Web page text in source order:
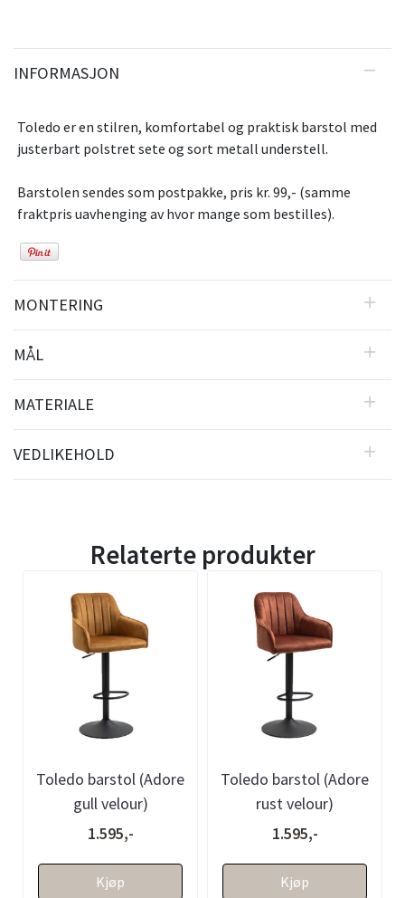
INFORMASJON
Toledo er en stilren, komfortabel og praktisk barstol med
justerbart polstret sete og sort metall understell.
Barstolen sendes som postpakke, pris kr. 99,- (samme
fraktpris uavhenging av hvor mange som bestilles).
MONTERING
MÅL
MATERIALE
VEDLIKEHOLD
Relaterte produkter
Toledo barstol (Adore
gull velour)
1.595,-
Kjøp
Toledo barstol (Adore
rust velour)
1.595,-
Kjøp